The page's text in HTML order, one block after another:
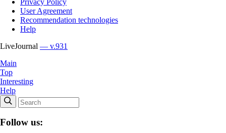
User Agreement
Recommendation technologies
Help
LiveJournal — v.931
Main
Top
Interesting
Help
Follow us: